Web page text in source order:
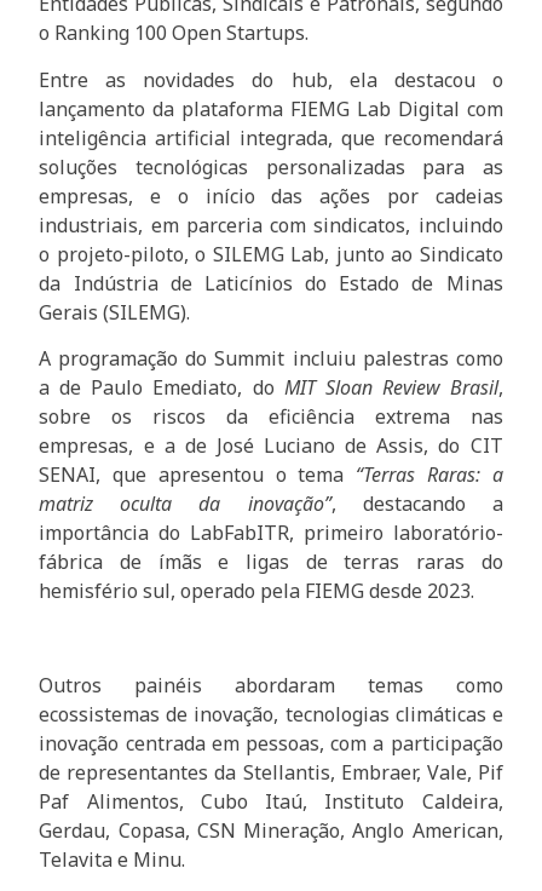
o Ranking 100 Open Startups.
Entre as novidades do hub, ela destacou o
lançamento da plataforma FIEMG Lab Digital com
inteligência artificial integrada, que recomendará
soluções tecnológicas personalizadas para as
empresas, e o início das ações por cadeias
industriais, em parceria com sindicatos, incluindo
o projeto-piloto, o SILEMG Lab, junto ao Sindicato
da Indústria de Laticínios do Estado de Minas
Gerais (SILEMG).
A programação do Summit incluiu palestras como
a de Paulo Emediato, do MIT Sloan Review Brasil,
sobre os riscos da eficiência extrema nas
empresas, e a de José Luciano de Assis, do CIT
SENAI, que apresentou o tema “Terras Raras: a
matriz oculta da inovação”, destacando a
importância do LabFabITR, primeiro laboratório-
fábrica de ímãs e ligas de terras raras do
hemisfério sul, operado pela FIEMG desde 2023.
Outros painéis abordaram temas como
ecossistemas de inovação, tecnologias climáticas e
inovação centrada em pessoas, com a participação
de representantes da Stellantis, Embraer, Vale, Pif
Paf Alimentos, Cubo Itaú, Instituto Caldeira,
Gerdau, Copasa, CSN Mineração, Anglo American,
Telavita e Minu.